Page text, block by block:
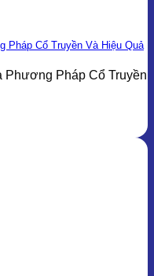
Pháp Cổ Truyền Và Hiệu Quả
Pháp Cổ Truyền